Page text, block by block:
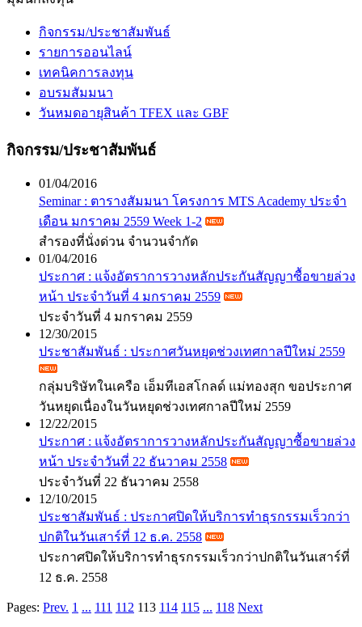
กิจกรรม/ประชาสัมพันธ์
รายการออนไลน์
เทคนิคการลงทุน
อบรมสัมมนา
วันหมดอายุสินค้า TFEX และ GBF
กิจกรรม/ประชาสัมพันธ์
01/04/2016
Seminar : ตารางสัมมนา โครงการ MTS Academy ประจำ
เดือน มกราคม 2559 Week 1-2
สำรองที่นั่งด่วน จำนวนจำกัด
01/04/2016
ประกาศ : แจ้งอัตราการวางหลักประกันสัญญาซื้อขายล่วง
หน้า ประจำวันที่ 4 มกราคม 2559
ประจำวันที่ 4 มกราคม 2559
12/30/2015
ประชาสัมพันธ์ : ประกาศวันหยุดช่วงเทศกาลปีใหม่ 2559
กลุ่มบริษัทในเครือ เอ็มทีเอสโกลด์ แม่ทองสุก ขอประกาศ
วันหยุดเนื่องในวันหยุดช่วงเทศกาลปีใหม่ 2559
12/22/2015
ประกาศ : แจ้งอัตราการวางหลักประกันสัญญาซื้อขายล่วง
หน้า ประจำวันที่ 22 ธันวาคม 2558
ประจำวันที่ 22 ธันวาคม 2558
12/10/2015
ประชาสัมพันธ์ : ประกาศปิดให้บริการทำธุรกรรมเร็วกว่า
ปกติในวันเสาร์ที่ 12 ธ.ค. 2558
ประกาศปิดให้บริการทำธุรกรรมเร็วกว่าปกติในวันเสาร์ที่
12 ธ.ค. 2558
Pages: Prev. 1 ... 111 112 113 114 115 ... 118 Next